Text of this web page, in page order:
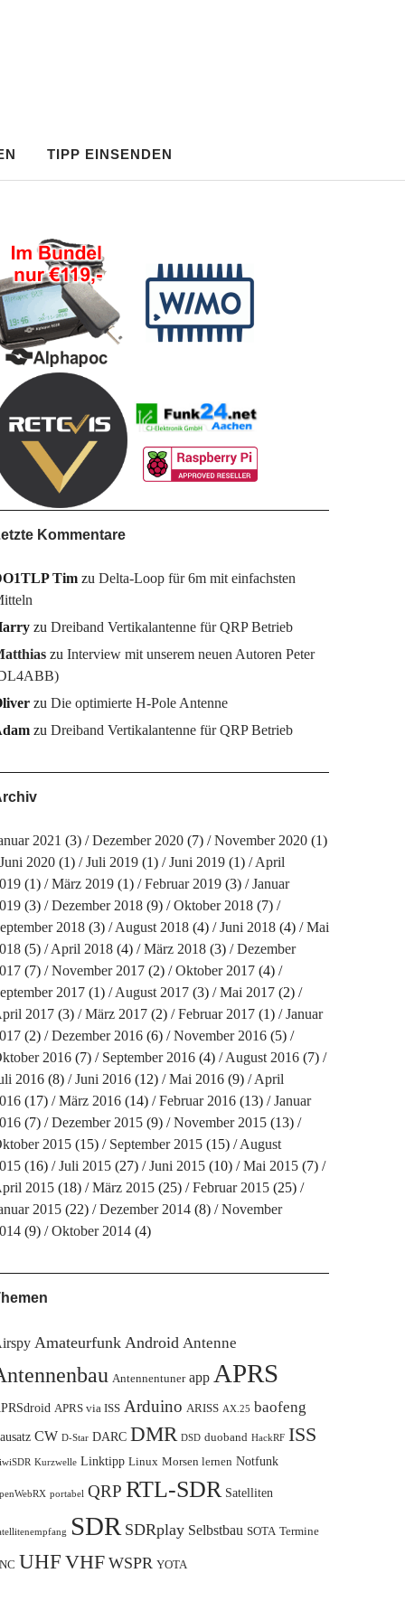
TIPP EINSENDEN
Kommentare
Timzu Delta-Loop für 6m mit einfachsten
zu Dreiband Vertikalantenne für QRP Betrieb
zu Interview mit unserem neuen Autoren Peter
zu Die optimierte H-Pole Antenne
zu Dreiband Vertikalantenne für QRP Betrieb
2021 (3) Dezember 2020(7) November 2020(1)
2020(1) Juli 2019(1) Juni 2019(1)
April
(1) März 2019(1) Februar 2019(3)
Januar
(3) Dezember 2018(9) Oktober 2018(7)
2018(3) August 2018(4) Juni 2018(4)
Mai
(5) April 2018(4) März 2018(3)
Dezember
(7) November 2017(2) Oktober 2017(4)
2017(1) August 2017(3) Mai 2017(2)
2017(3) März 2017(2) Februar 2017(1)
Januar
(2) Dezember 2016(6) November 2016(5)
2016(7) September 2016(4) August 2016(7)
2016(8) Juni 2016(12) Mai 2016(9)
April
(17) März 2016(14) Februar 2016(13)
Januar
(7) Dezember 2015(9) November 2015(13)
2015(15) September 2015(15)
August
(16) Juli 2015(27) Juni 2015(10) Mai 2015(7)
2015(18) März 2015(25) Februar 2015(25)
2015(22) Dezember 2014(8)
November
(9) Oktober 2014(4)
Amateurfunk Android Antenne
Antennentuner app APRS
APRS via ISS Arduino ARISS AX.25 baofeng
CW D-Star DARC DMR DSD duoband HackRF ISS
Kurzwelle Linktipp Linux Morsen lernen Notfunk
portabel QRP RTL-SDR Satelliten
SDR SDRplay Selbstbau SOTA Termine
UHF VHF WSPR YOTA